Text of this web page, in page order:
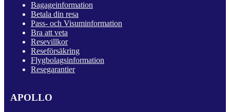
Bagageinformation
Betala din resa
Pass- och Visuminformation
Bra att veta
Resevillkor
Reseförsäkring
Flygbolagsinformation
Resegarantier
APOLLO